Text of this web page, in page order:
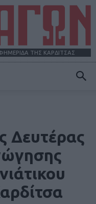
ΤΗΣ ΚΑΡΔΙΤΣΑΣ
Δευτέρας